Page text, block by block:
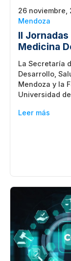
26 noviembre,
Mendoza
II
Medicina
La Secretaría
Desarrollo,
Mendoza y la
Universidad
Leer más